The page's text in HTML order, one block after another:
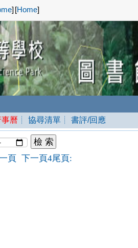
] [Home]
事曆 ┊ 協尋清單 ┊ 書評/回應
頁 下一頁4尾頁: